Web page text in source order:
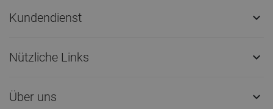
Kundendienst 
Nützliche Links 
Über uns 